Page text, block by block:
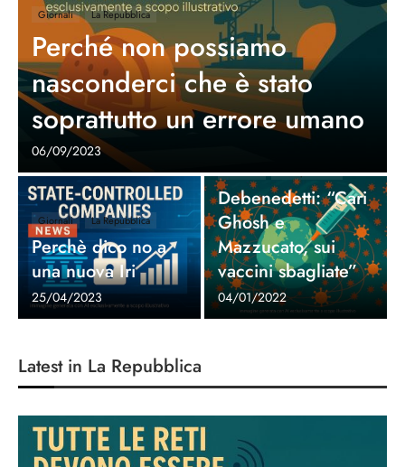
Giornali La Repubblica
Perché non possiamo
nasconderci che è stato
soprattutto un errore umano
06/09/2023
Giornali La Repubblica
Perchè dico no a
una nuova Iri
25/04/2023
Giornali La Repubblica
Debenedetti: “Cari
Ghosh e
Mazzucato, sui
vaccini sbagliate”
04/01/2022
Latest in La Repubblica